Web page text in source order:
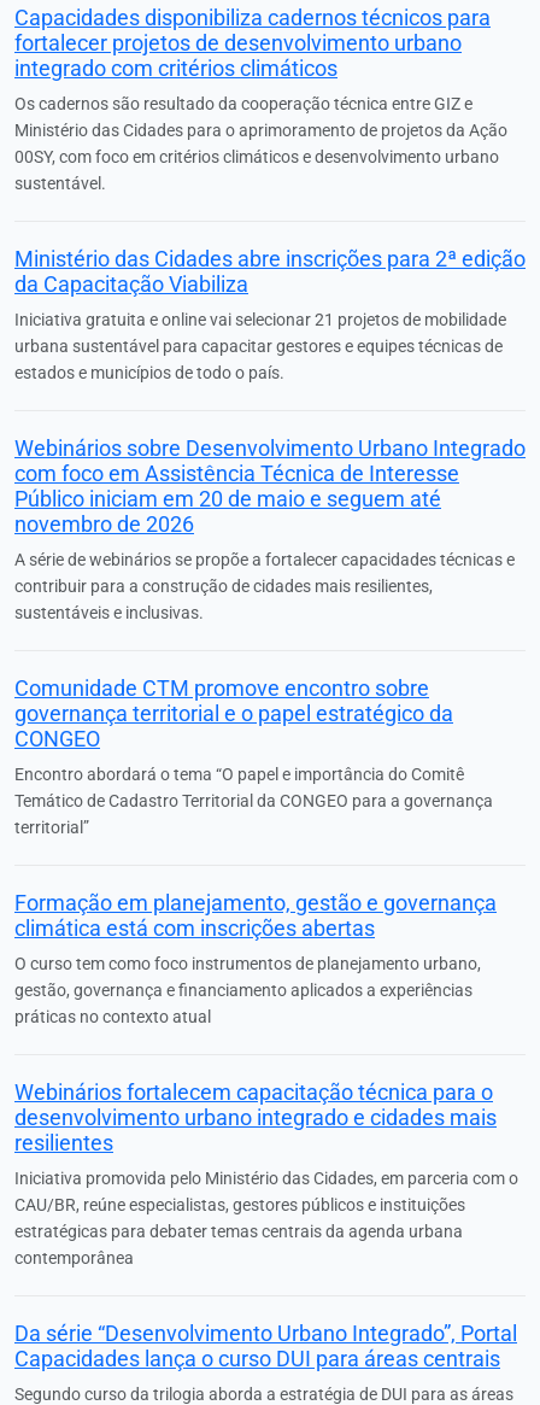
Capacidades disponibiliza cadernos técnicos para
fortalecer projetos de desenvolvimento urbano
integrado com critérios climáticos
Os cadernos são resultado da cooperação técnica entre GIZ e
Ministério das Cidades para o aprimoramento de projetos da Ação
00SY, com foco em critérios climáticos e desenvolvimento urbano
sustentável.
Ministério das Cidades abre inscrições para 2ª edição
da Capacitação Viabiliza
Iniciativa gratuita e online vai selecionar 21 projetos de mobilidade
urbana sustentável para capacitar gestores e equipes técnicas de
estados e municípios de todo o país.
Webinários sobre Desenvolvimento Urbano Integrado
com foco em Assistência Técnica de Interesse
Público iniciam em 20 de maio e seguem até
novembro de 2026
A série de webinários se propõe a fortalecer capacidades técnicas e
contribuir para a construção de cidades mais resilientes,
sustentáveis e inclusivas.
Comunidade CTM promove encontro sobre
governança territorial e o papel estratégico da
CONGEO
Encontro abordará o tema “O papel e importância do Comitê
Temático de Cadastro Territorial da CONGEO para a governança
territorial”
Formação em planejamento, gestão e governança
climática está com inscrições abertas
O curso tem como foco instrumentos de planejamento urbano,
gestão, governança e financiamento aplicados a experiências
práticas no contexto atual
Webinários fortalecem capacitação técnica para o
desenvolvimento urbano integrado e cidades mais
resilientes
Iniciativa promovida pelo Ministério das Cidades, em parceria com o
CAU/BR, reúne especialistas, gestores públicos e instituições
estratégicas para debater temas centrais da agenda urbana
contemporânea
Da série “Desenvolvimento Urbano Integrado”, Portal
Capacidades lança o curso DUI para áreas centrais
Segundo curso da trilogia aborda a estratégia de DUI para as áreas